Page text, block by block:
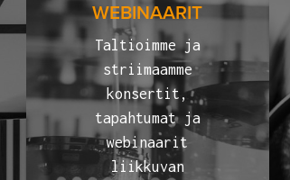
WEBINAARIT
Taltioimme ja
striimaamme
konsertit,
tapahtumat ja
webinaarit
liikkuvan